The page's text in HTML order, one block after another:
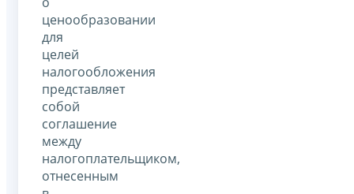
ценообразовании
для
целей
налогообложения
представляет
собой
соглашение
между
налогоплательщиком,
отнесенным